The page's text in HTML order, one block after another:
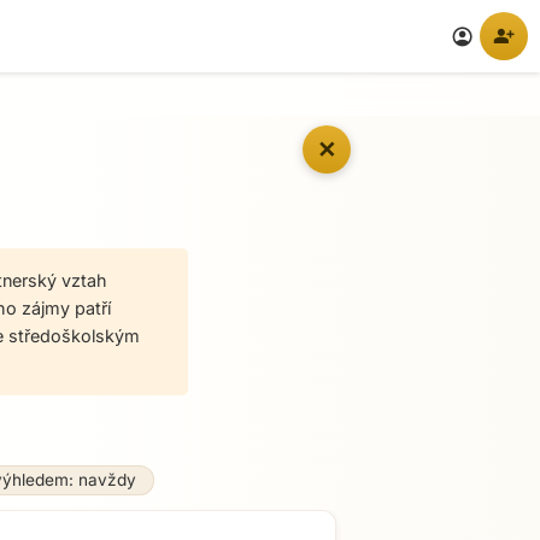
account_circle person_add
✕
vztah
zájmy patří
středoškolským
navždy